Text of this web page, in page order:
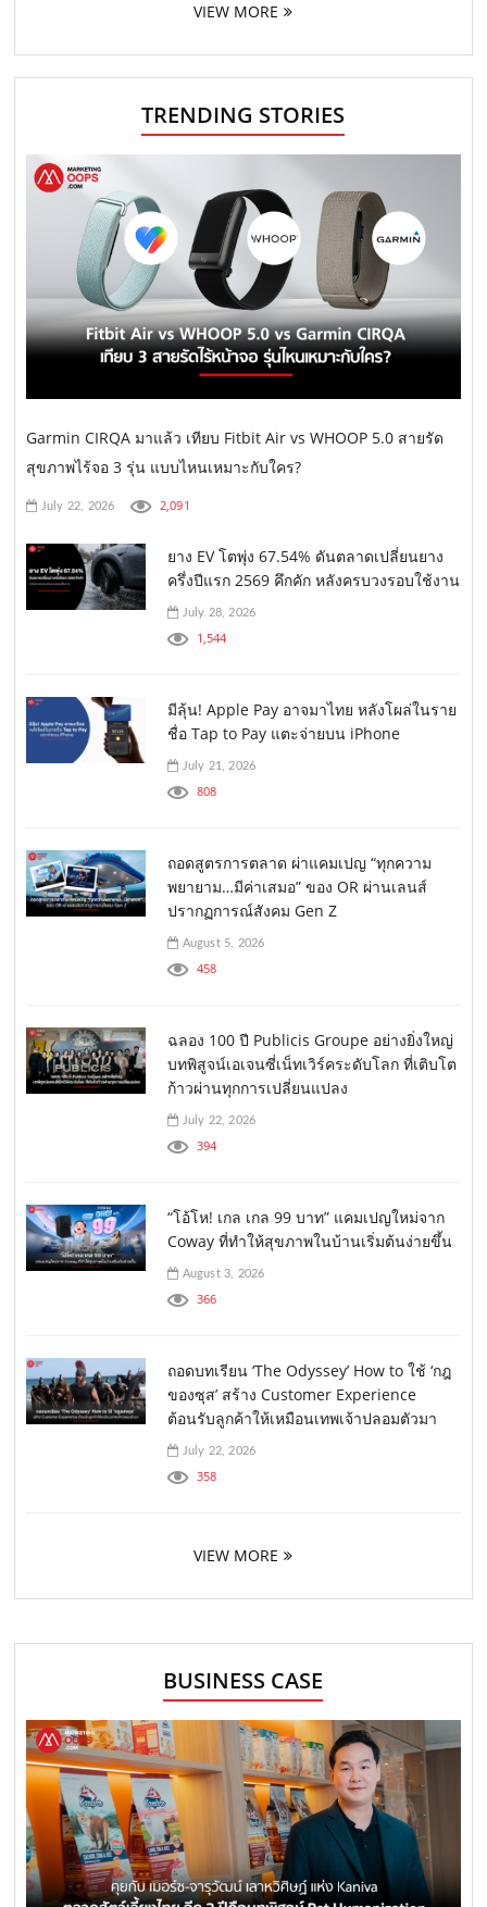
VIEW MORE
TRENDING STORIES
Garmin CIRQA มาแล้ว เทียบ Fitbit Air vs WHOOP 5.0 สายรัด
สุขภาพไร้จอ 3 รุ่น แบบไหนเหมาะกับใคร?
July 22, 2026 2,091
ยาง EV โตพุ่ง 67.54% ดันตลาดเปลี่ยนยาง
ครึ่งปีแรก 2569 คึกคัก หลังครบวงรอบใช้งาน
July 28, 2026
1,544
มีลุ้น! Apple Pay อาจมาไทย หลังโผล่ในราย
ชื่อ Tap to Pay แตะจ่ายบน iPhone
July 21, 2026
808
ถอดสูตรการตลาด ผ่าแคมเปญ “ทุกความ
พยายาม…มีค่าเสมอ” ของ OR ผ่านเลนส์
ปรากฏการณ์สังคม Gen Z
August 5, 2026
458
ฉลอง 100 ปี Publicis Groupe อย่างยิ่งใหญ่
บทพิสูจน์เอเจนซี่เน็ทเวิร์คระดับโลก ที่เติบโต
ก้าวผ่านทุกการเปลี่ยนแปลง
July 22, 2026
394
“โอ้โห! เกล เกล 99 บาท” แคมเปญใหม่จาก
Coway ที่ทำให้สุขภาพในบ้านเริ่มต้นง่ายขึ้น
August 3, 2026
366
ถอดบทเรียน ‘The Odyssey’ How to ใช้ ‘กฎ
ของซุส’ สร้าง Customer Experience
ต้อนรับลูกค้าให้เหมือนเทพเจ้าปลอมตัวมา
July 22, 2026
358
VIEW MORE
BUSINESS CASE